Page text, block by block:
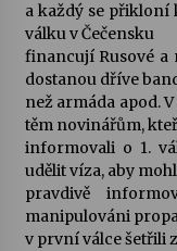
a každý se přikloní
válku v Čečensku
financují Rusové a
dostanou dříve
než armáda apod.
těm novinářům,
informovali o 1.
udělit víza, aby
pravdivě
manipulováni
v první válce šetřili